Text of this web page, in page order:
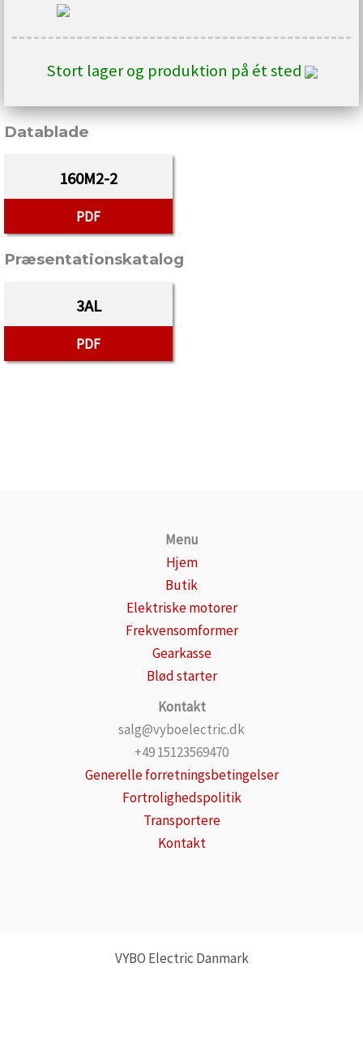
Stort lager og produktion på ét sted
Datablade
160M2-2
PDF
Præsentationskatalog
3AL
PDF
Menu
Hjem
Butik
Elektriske motorer
Frekvensomformer
Gearkasse
Blød starter
Kontakt
salg@vyboelectric.dk
+49 15123569470
Generelle forretningsbetingelser
Fortrolighedspolitik
Transportere
Kontakt
VYBO Electric Danmark